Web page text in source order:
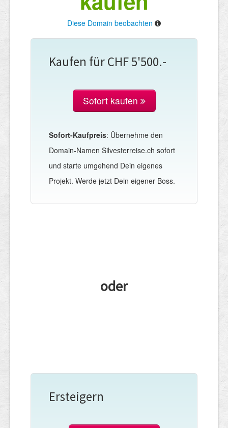
Diese Domain beobachten
Kaufen für CHF 5'500.-
Sofort kaufen
Sofort-Kaufpreis: Übernehme den
Domain-Namen Silvesterreise.ch sofort
und starte umgehend Dein eigenes
Projekt. Werde jetzt Dein eigener Boss.
oder
Ersteigern